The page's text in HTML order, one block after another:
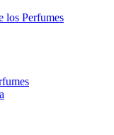
los Perfumes